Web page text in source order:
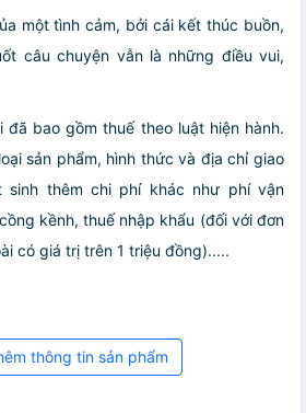
một tình cảm, bởi cái kết thúc buồn,
câu chuyện vẫn là những điều vui,
đã bao gồm thuế theo luật hiện hành.
sản phẩm, hình thức và địa chỉ giao
sinh thêm chi phí khác như phí vận
kềnh, thuế nhập khẩu (đối với đơn
có giá trị trên 1 triệu đồng).....
thông tin sản phẩm